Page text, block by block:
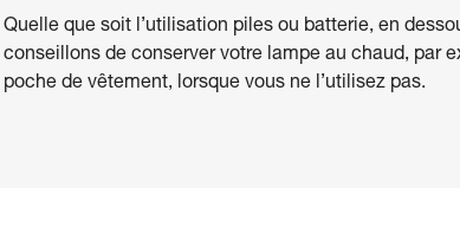
Quelle que soit l’utilisation piles ou batterie, en
conseillons de conserver votre lampe au chaud, par
poche de vêtement, lorsque vous ne l’utilisez pas.